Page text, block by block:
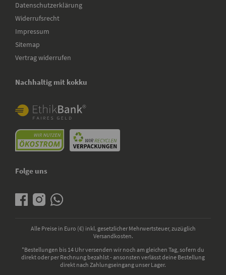
Datenschutzerklärung
Widerrufsrecht
Impressum
Sitemap
Vertrag widerrufen
Nachhaltig mit kokku
Folge uns
Alle Preise in Euro (€) inkl. gesetzlicher Mehrwertsteuer, zuzüglich
Versandkosten.
*Bestellungen bis 14 Uhr versenden wir noch am gleichen Tag, sofern du
direkt oder per Rechnung bezahlst - ansonsten verlässt deine Bestellung
direkt nach Zahlungseingang unser Lager.